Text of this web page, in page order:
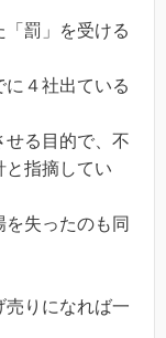
罰」を受ける
４社出ている
せる目的で、不
と指摘してい
失ったのも同
売りになれば一